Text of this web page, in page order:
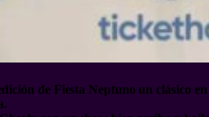
de Fiesta Neptuno un clásico